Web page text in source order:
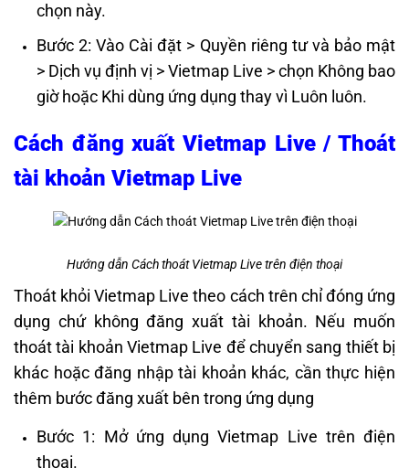
chọn này.
Bước 2: Vào Cài đặt > Quyền riêng tư và bảo mật
> Dịch vụ định vị > Vietmap Live > chọn Không bao
giờ hoặc Khi dùng ứng dụng thay vì Luôn luôn.
Cách đăng xuất Vietmap Live / Thoát
tài khoản Vietmap Live
Hướng dẫn Cách thoát Vietmap Live trên điện thoại
Thoát khỏi Vietmap Live theo cách trên chỉ đóng ứng
dụng chứ không đăng xuất tài khoản. Nếu muốn
thoát tài khoản Vietmap Live để chuyển sang thiết bị
khác hoặc đăng nhập tài khoản khác, cần thực hiện
thêm bước đăng xuất bên trong ứng dụng
Bước 1: Mở ứng dụng Vietmap Live trên điện
thoại.